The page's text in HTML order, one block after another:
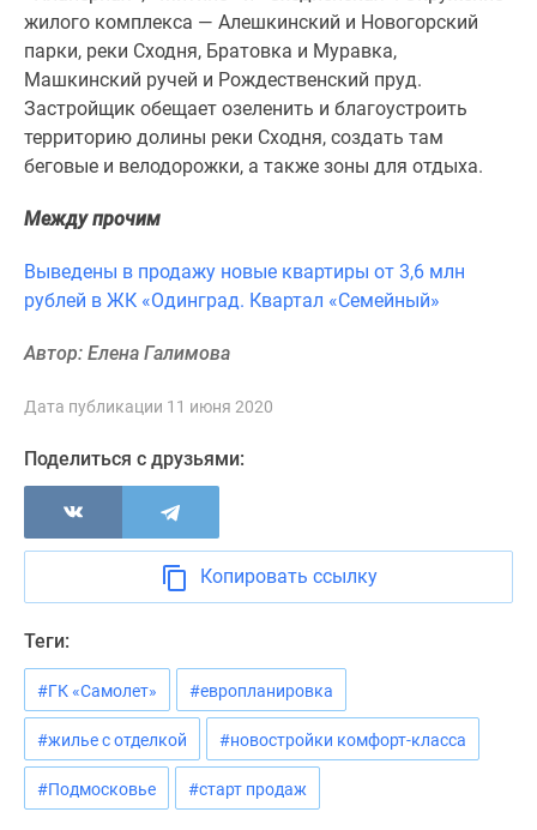
комнатные
Квартиры
карте
Ипотечный
Семейная
Военная
ипотека
программы
Медиа
Новости
недвижимости
Мнение
эксперта
рынка
Экспертиза
новостроек
Эксперты
авторы
жилого комплекса — Алешкинский и Новогорский
парки, реки Сходня, Братовка и Муравка,
Машкинский ручей и Рождественский пруд.
Застройщик обещает озеленить и благоустроить
территорию долины реки Сходня, создать там
беговые и велодорожки, а также зоны для отдыха.
Между прочим
Выведены в продажу новые квартиры от 3,6 млн
рублей в ЖК «Одинград. Квартал «Семейный»
Автор: Елена Галимова
Дата публикации 11 июня 2020
Поделиться с друзьями:
Копировать ссылку
Теги:
#ГК «Самолет» #европланировка
#жилье с отделкой #новостройки комфорт-класса
#Подмосковье #старт продаж